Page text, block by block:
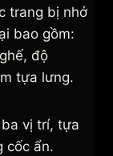
trang bị nhớ
bao gồm:
độ
tựa lưng.
vị trí, tựa
cốc ẩn.